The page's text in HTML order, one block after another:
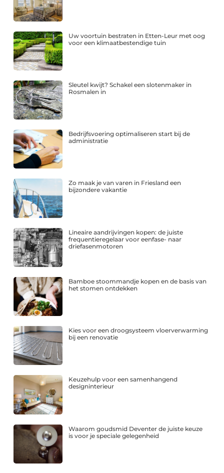
Uw voortuin bestraten in Etten-Leur met oog
voor een klimaatbestendige tuin
Sleutel kwijt? Schakel een slotenmaker in
Rosmalen in
Bedrijfsvoering optimaliseren start bij de
administratie
Zo maak je van varen in Friesland een
bijzondere vakantie
Lineaire aandrijvingen kopen: de juiste
frequentieregelaar voor eenfase- naar
driefasenmotoren
Bamboe stoommandje kopen en de basis van
het stomen ontdekken
Kies voor een droogsysteem vloerverwarming
bij een renovatie
Keuzehulp voor een samenhangend
designinterieur
Waarom goudsmid Deventer de juiste keuze
is voor je speciale gelegenheid